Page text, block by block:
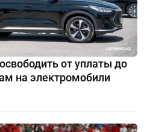
от уплаты до
на электромобили